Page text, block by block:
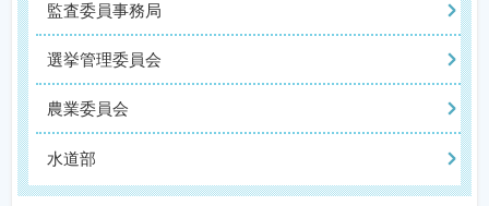
監査委員事務局
選挙管理委員会
農業委員会
水道部